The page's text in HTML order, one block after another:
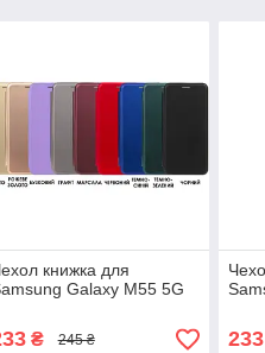
книжка для
Galaxy M55 5G
₴ 245 ₴ 233